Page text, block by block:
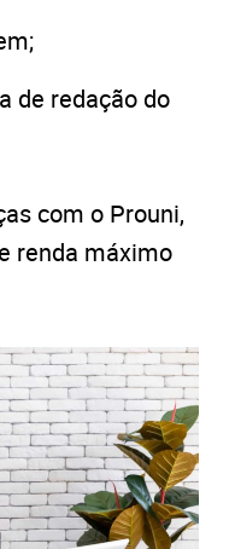
de redação do
com o Prouni,
renda máximo